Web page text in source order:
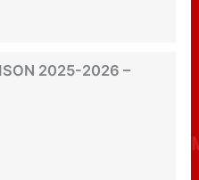
2025-2026 –